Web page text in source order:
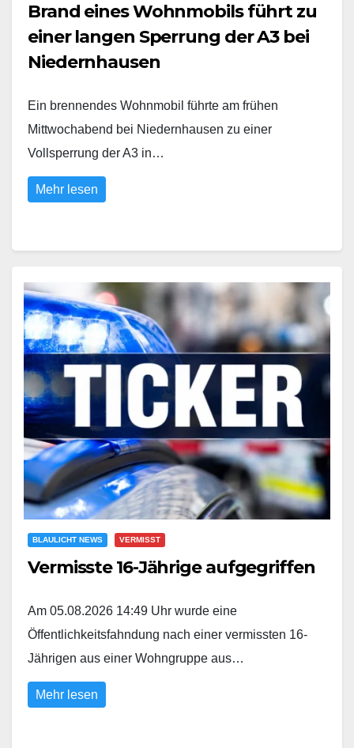
Brand eines Wohnmobils führt zu
einer langen Sperrung der A3 bei
Niedernhausen
Ein brennendes Wohnmobil führte am frühen
Mittwochabend bei Niedernhausen zu einer
Vollsperrung der A3 in…
Mehr lesen
BLAULICHT NEWS VERMISST
Vermisste 16-Jährige aufgegriffen
Am 05.08.2026 14:49 Uhr wurde eine
Öffentlichkeitsfahndung nach einer vermissten 16-
Jährigen aus einer Wohngruppe aus…
Mehr lesen